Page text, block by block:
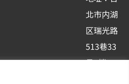
s
q
u
a
r
北市内湖
区瑞光路
513巷33
号6楼